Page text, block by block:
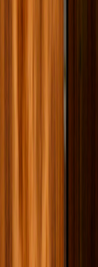
Syariah